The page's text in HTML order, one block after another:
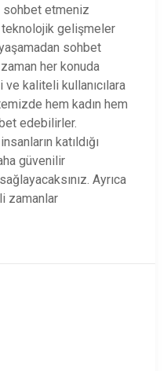
etmeniz
teknolojik gelişmeler
sohbet
her konuda
kaliteli kullanıcılara
hem kadın hem
edebilirler.
katıldığı
güvenilir
Ayrıca
zamanlar